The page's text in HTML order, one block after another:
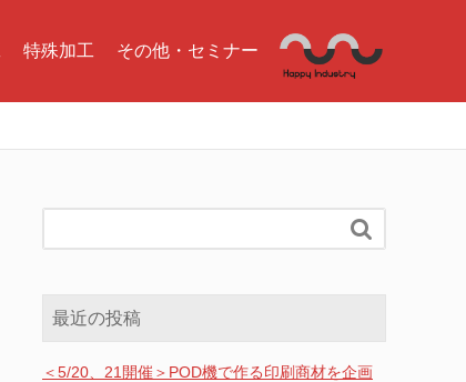
特殊加工 その他・セミナー

最近の投稿
＜5/20、21開催＞POD機で作る印刷商材を企画